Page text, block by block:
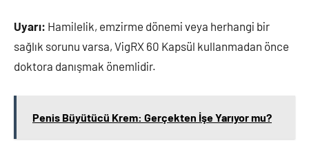
Uyarı: Hamilelik, emzirme dönemi veya herhangi bir
sağlık sorunu varsa, VigRX 60 Kapsül kullanmadan önce
doktora danışmak önemlidir.
Penis Büyütücü Krem: Gerçekten İşe Yarıyor mu?